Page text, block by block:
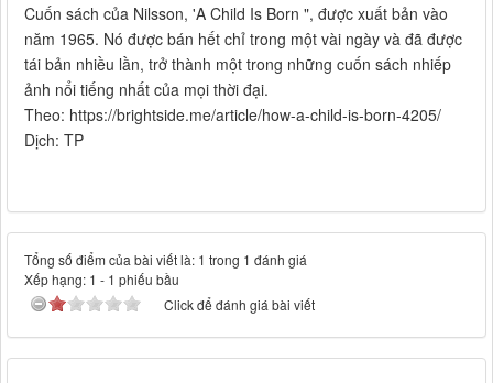
Cuốn sách của Nilsson, 'A Child Is Born ", được xuất bản vào
năm 1965. Nó được bán hết chỉ trong một vài ngày và đã được
tái bản nhiều lần, trở thành một trong những cuốn sách nhiếp
ảnh nổi tiếng nhất của mọi thời đại.
Theo: https://brightside.me/article/how-a-child-is-born-4205/
Dịch: TP
Tổng số điểm của bài viết là: 1 trong 1 đánh giá
Xếp hạng: 1 - 1 phiếu bầu
Click để đánh giá bài viết